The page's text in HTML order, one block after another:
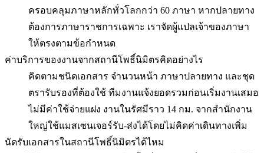
ครอบคลุมภาษาหลักทั่วโลกกว่า 60 ภาษา หากปลายทาง
ต้องการภาษาราชการเฉพาะ เราจัดผู้แปลเจ้าของภาษา
ให้ตรงตามข้อกำหนด
ค่าบริการของงานจากสถานีโพธิ์นิมิตรคิดอย่างไร
คิดตามชนิดเอกสาร จำนวนหน้า ภาษาปลายทาง และชุด
ตรารับรองที่ต้องใช้ ทีมงานแจ้งยอดรวมก่อนเริ่มงานเสมอ
ไม่มีค่าใช้จ่ายแฝง งานในรัศมีราว 14 กม. จากสำนักงาน
ใหญ่ใช้แมสเซนเจอร์รับ-ส่งได้โดยไม่คิดค่าเดินทางเพิ่ม
นัดรับเอกสารในสถานีโพธิ์นิมิตรได้ไหม